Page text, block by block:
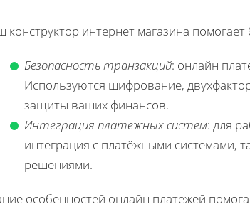
конструктор интернет магазина помогает
Безопасность транзакций: онлайн
Используются шифрование,
защиты ваших финансов.
Интеграция платёжных систем: для
интеграция с платёжными системами,
решениями.
особенностей онлайн платежей